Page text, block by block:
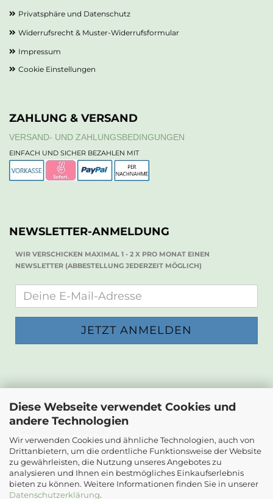
Diese Webseite verwendet Cookies und
andere Technologien
Wir verwenden Cookies und ähnliche Technologien, auch von
Drittanbietern, um die ordentliche Funktionsweise der Website
zu gewährleisten, die Nutzung unseres Angebotes zu
analysieren und Ihnen ein bestmögliches Einkaufserlebnis
bieten zu können. Weitere Informationen finden Sie in unserer
Datenschutzerklärung.
Privatsphäre und Datenschutz
Widerrufsrecht & Muster-Widerrufsformular
Impressum
Cookie Einstellungen
ZAHLUNG & VERSAND
VERSAND- UND ZAHLUNGSBEDINGUNGEN
EINFACH UND SICHER BEZAHLEN MIT
NEWSLETTER-ANMELDUNG
WIR VERSCHICKEN MAXIMAL 1 - 2 X PRO MONAT EINEN
NEWSLETTER (ABBESTELLUNG JEDERZEIT MÖGLICH)
KONTAKT
Die Papierwerkstatt
2232 Deutsch-Wagram
Email: info@diepapierwerkstatt.at
Tel. +43 664 5261978
Kontaktformular